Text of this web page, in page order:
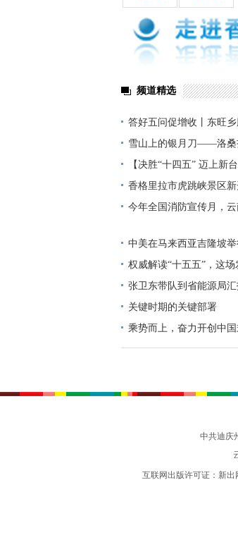
频道精选
答好五问促增收丨东旺
铺就“甜蜜”增收路
雪山上的银月刀——洛桑
【决胜“十四五” 迈上新
显——培根铸魂育桃李
香格里拉市虎跳峡景区
今年全国消防宣传月，
中美在马来西亚吉隆坡
权威解读“十五五”，这
张卫东带队到省能源局
关键时期的关键部署
乘势而上，奋力开创中
志谈贯彻落实党的二十